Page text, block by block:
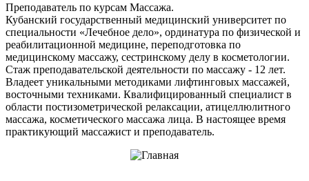
Преподаватель по курсам Массажа.
Кубанский государственный медицинский университет по
специальности «Лечебное дело», ординатура по физической и
реабилитационной медицине, переподготовка по
медицинскому массажу, сестринскому делу в косметологии.
Стаж преподавательской деятельности по массажу - 12 лет.
Владеет уникальными методиками лифтинговых массажей,
восточными техниками. Квалифицированный специалист в
области постизометрической релаксации, атицеллюлитного
массажа, косметического массажа лица. В настоящее время
практикующий массажист и преподаватель.